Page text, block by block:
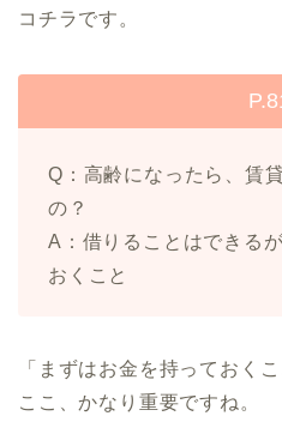
コチラです。
Q：高齢になったら、賃
の？
A：借りることはできる
おくこと
「まずはお金を持っておくこ
ここ、かなり重要ですね。